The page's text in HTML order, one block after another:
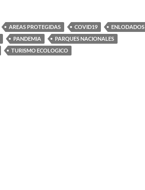
AREAS PROTEGIDAS COVID19
ENLODADOS
PANDEMIA
PARQUES NACIONALES
TURISMO ECOLOGICO